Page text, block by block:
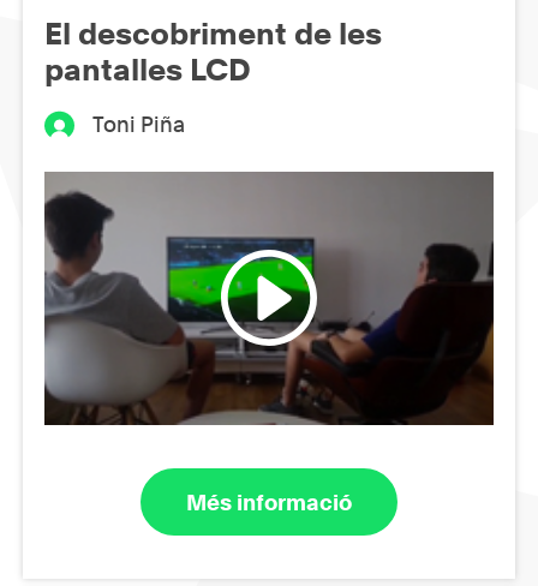
El descobriment de les
pantalles LCD
Toni Piña
Més informació